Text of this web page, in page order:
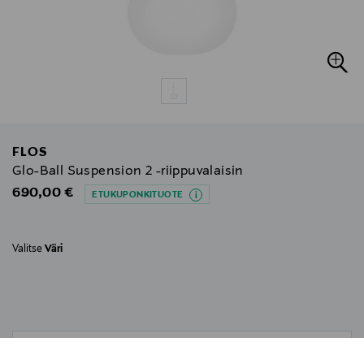
FLOS
Glo-Ball Suspension 2 -riippuvalaisin
Original Price
690,00 € ETUKUPONKITUOTE
Valitse Väri